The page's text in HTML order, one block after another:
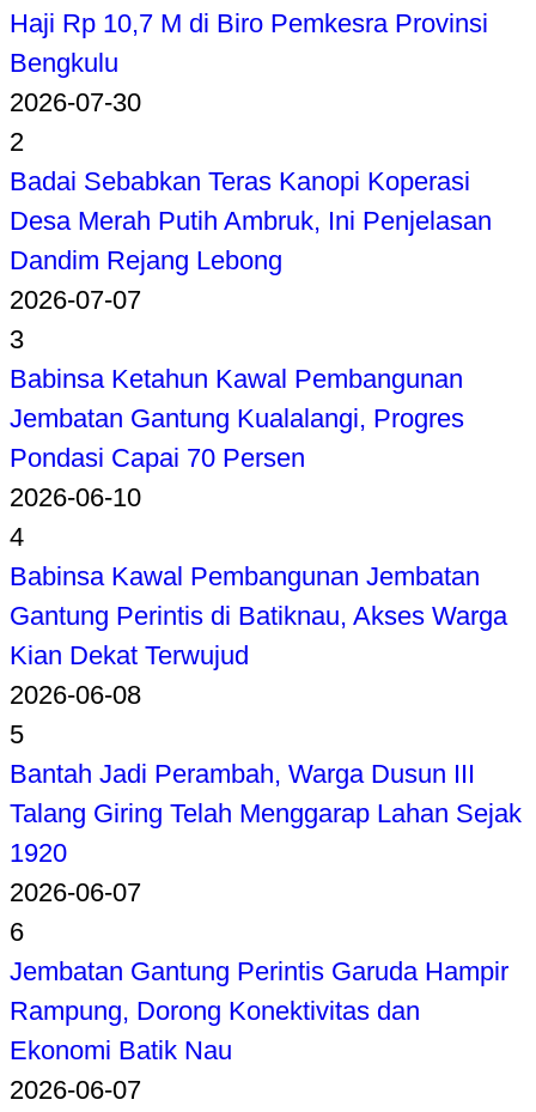
Haji Rp 10,7 M di Biro Pemkesra Provinsi
Bengkulu
2026-07-30
2
Badai Sebabkan Teras Kanopi Koperasi
Desa Merah Putih Ambruk, Ini Penjelasan
Dandim Rejang Lebong
2026-07-07
3
Babinsa Ketahun Kawal Pembangunan
Jembatan Gantung Kualalangi, Progres
Pondasi Capai 70 Persen
2026-06-10
4
Babinsa Kawal Pembangunan Jembatan
Gantung Perintis di Batiknau, Akses Warga
Kian Dekat Terwujud
2026-06-08
5
Bantah Jadi Perambah, Warga Dusun III
Talang Giring Telah Menggarap Lahan Sejak
1920
2026-06-07
6
Jembatan Gantung Perintis Garuda Hampir
Rampung, Dorong Konektivitas dan
Ekonomi Batik Nau
2026-06-07